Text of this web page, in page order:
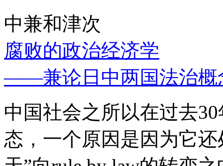
中兼和津次
腐败的政治经济学
——兼论日中两国法治概
中国社会之所以在过去
态，一个原因是因为它